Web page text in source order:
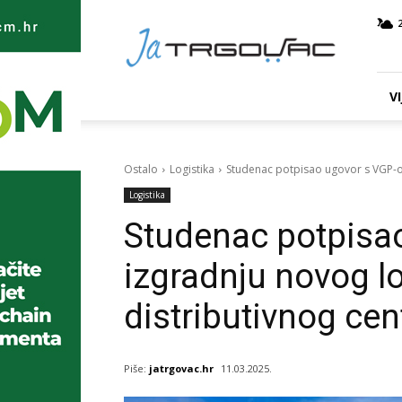
TRGOVAC
Ostalo Logistika Studenac potpisao ugovor s
Logistika
Studenac
izgradnju novog
distributivnog
Piše: jatrgovac.hr 11.03.2025.